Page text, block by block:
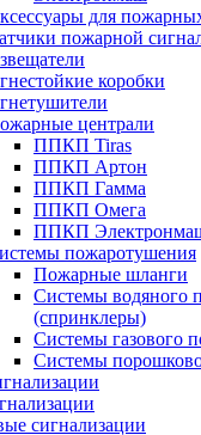
для
пожарной
коробки
централи
ППКП Tiras
ППКП Артон
ППКП Гамма
ППКП Омега
ППКП
пожаротушения
Пожарные шланги
Системы водяного
(спринклеры)
Системы газового
Системы
сигнализации